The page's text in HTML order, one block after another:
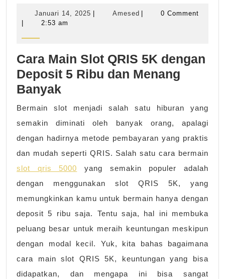
Slot
5K
dengan
Deposit
Ribu
dan
Menang
Banyak
Januari 14, 2025 JanuariAmesedAmesed0 Comment
2:53 am
Cara Main Slot QRIS 5K dengan
Deposit 5 Ribu dan Menang
Banyak
Bermain slot menjadi salah satu hiburan yang
semakin diminati oleh banyak orang, apalagi
dengan hadirnya metode pembayaran yang praktis
dan mudah seperti QRIS. Salah satu cara bermain
slot qris 5000 yang semakin populer adalah
dengan menggunakan slot QRIS 5K, yang
memungkinkan kamu untuk bermain hanya dengan
deposit 5 ribu saja. Tentu saja, hal ini membuka
peluang besar untuk meraih keuntungan meskipun
dengan modal kecil. Yuk, kita bahas bagaimana
cara main slot QRIS 5K, keuntungan yang bisa
didapatkan, dan mengapa ini bisa sangat